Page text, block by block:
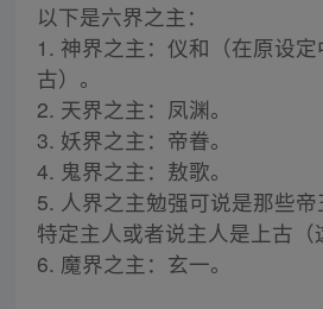
以下是六界之主：
1. 神界之主：仪和（在原设
古）。
2. 天界之主：凤渊。
3. 妖界之主：帝眷。
4. 鬼界之主：敖歌。
5. 人界之主勉强可说是那些
特定主人或者说主人是上古（
6. 魔界之主：玄一。